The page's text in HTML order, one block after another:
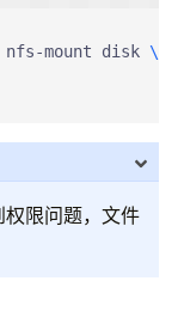
mount disk
限问题，文件